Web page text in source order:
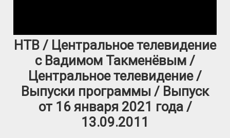
НТВ / Центральное телевидение
с Вадимом Такменёвым /
Центральное телевидение /
Выпуски программы / Выпуск
от 16 января 2021 года /
13.09.2011